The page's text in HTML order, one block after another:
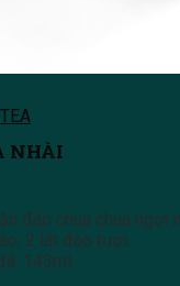
NHÀI
đào chua chua ngọt
2 lát đào tươi.
143ml.